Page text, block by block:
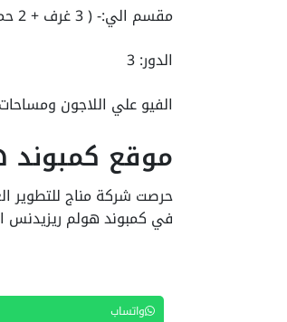
مقسم الي:- ( 3 غرف + 2 حمام + تراس + ريسبشن + مطبخ )
الدور: 3
الفيو علي اللاجون
موقع كمبوند
حرصت شركة مناج للتطوير
في كمبوند هولم ريزيدنس
واتساب